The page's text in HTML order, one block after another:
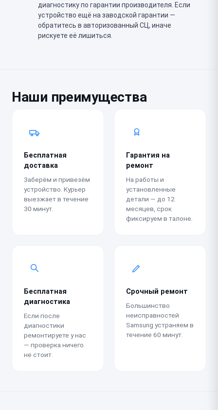
диагностику по гарантии производителя. Если
устройство ещё на заводской гарантии —
обратитесь в авторизованный СЦ, иначе
рискуете её лишиться.
Наши преимущества
Бесплатная
доставка
Заберём и привезём
устройство. Курьер
выезжает в течение
30 минут.
Гарантия на
ремонт
На работы и
установленные
детали — до 12
месяцев, срок
фиксируем в талоне.
Бесплатная
диагностика
Если после
диагностики
ремонтируете у нас
— проверка ничего
не стоит.
Срочный ремонт
Большинство
неисправностей
Samsung устраняем в
течение 60 минут.